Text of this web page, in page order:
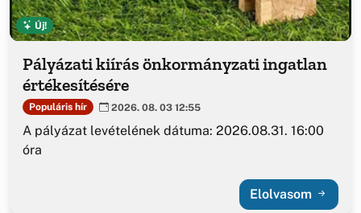
Új!
Pályázati kiírás önkormányzati ingatlan
értékesítésére
Populáris hír 2026. 08. 03 12:55
A pályázat levételének dátuma: 2026.08.31. 16:00
óra
Elolvasom